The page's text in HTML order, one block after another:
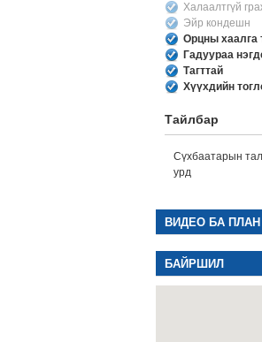
Халаалтгүй
Эйр кондешн
Орцны хаалга
Гадуураа
Тагттай
Хүүхдийн
Тайлбар
Сүхбаатарын
урд
ВИДЕО БА ПЛАН
БАЙРШИЛ